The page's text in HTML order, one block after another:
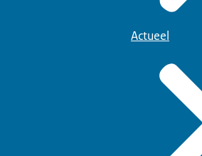
Actueel